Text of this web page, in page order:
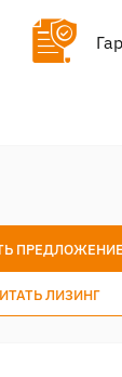
ПРЕДЛОЖЕНИЕ
ЛИЗИНГ